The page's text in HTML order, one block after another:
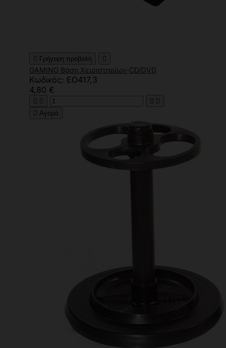
 Γρήγορη προβολή 
GAMING Βάση Χειριστηρίων-CD/DVD
Κωδικός: ΕΟ417,3
4,80 €
   
 Αγορά